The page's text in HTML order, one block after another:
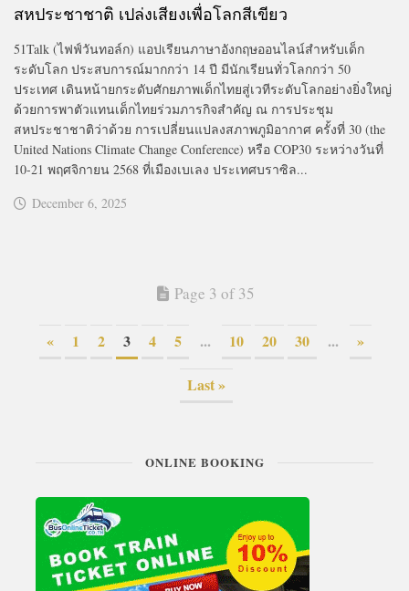
สหประชาชาติ เปล่งเสียงเพื่อโลกสีเขียว
51Talk (ไฟฟ์วันทอล์ก) แอปเรียนภาษาอังกฤษออนไลน์สำหรับเด็ก
ระดับโลก ประสบการณ์มากกว่า 14 ปี มีนักเรียนทั่วโลกกว่า 50
ประเทศ เดินหน้ายกระดับศักยภาพเด็กไทยสู่เวทีระดับโลกอย่างยิ่งใหญ่
ด้วยการพาตัวแทนเด็กไทยร่วมภารกิจสำคัญ ณ การประชุม
สหประชาชาติว่าด้วย การเปลี่ยนแปลงสภาพภูมิอากาศ ครั้งที่ 30 (the
United Nations Climate Change Conference) หรือ COP30 ระหว่างวันที่
10-21 พฤศจิกายน 2568 ที่เมืองเบเลง ประเทศบราซิล...
December 6, 2025
Page 3 of 35
« 1 2 3 4 5 ... 10 20 30 ... »
Last »
ONLINE BOOKING